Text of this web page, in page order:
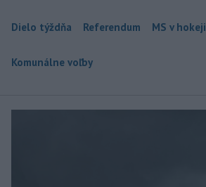
Dielo týždňa Referendum MS v hokeji
Komunálne voľby